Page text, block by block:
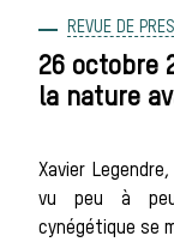
REVUE DE
26 octobre
la nature
Xavier
vu peu à peu
cynégétique se